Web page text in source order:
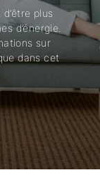
plus
d’énergie.
sur
dans cet